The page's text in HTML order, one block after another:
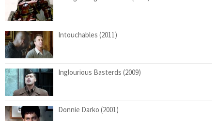
Intouchables (2011)
Inglourious Basterds (2009)
Donnie Darko (2001)